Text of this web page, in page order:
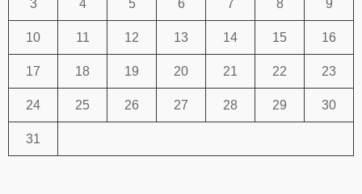
3 4 5 6 7 8 9
10 11 12 13 14 15 16
17 18 19 20 21 22 23
24 25 26 27 28 29 30
31